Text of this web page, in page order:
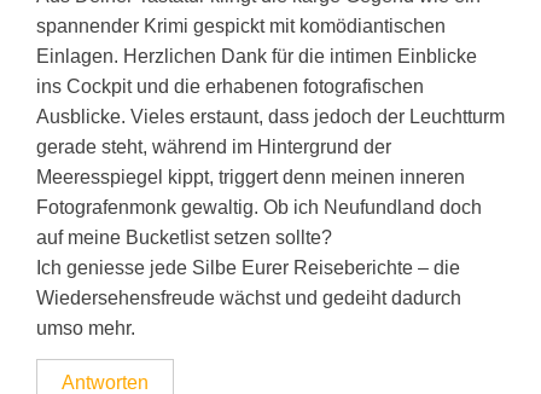
spannender Krimi gespickt mit komödiantischen
Einlagen. Herzlichen Dank für die intimen Einblicke
ins Cockpit und die erhabenen fotografischen
Ausblicke. Vieles erstaunt, dass jedoch der Leuchtturm
gerade steht, während im Hintergrund der
Meeresspiegel kippt, triggert denn meinen inneren
Fotografenmonk gewaltig. Ob ich Neufundland doch
auf meine Bucketlist setzen sollte?
Ich geniesse jede Silbe Eurer Reiseberichte – die
Wiedersehensfreude wächst und gedeiht dadurch
umso mehr.
Antworten